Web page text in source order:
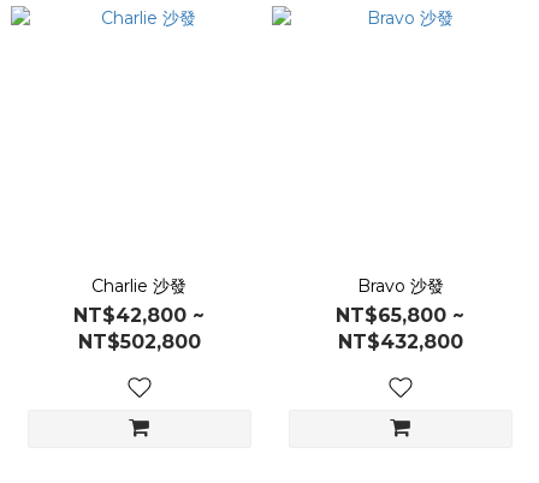
Charlie 沙發
NT$42,800 ~
NT$502,800
Bravo 沙發
NT$65,800 ~
NT$432,800